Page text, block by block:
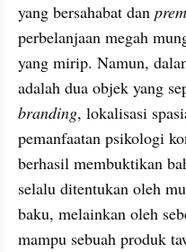
yang bersahabat dan
perbelanjaan megah
yang mirip. Namun,
branding, lokalisasi
pemanfaatan psikologi
berhasil membuktikan
selalu ditentukan oleh
baku, melainkan oleh
mampu sebuah produk